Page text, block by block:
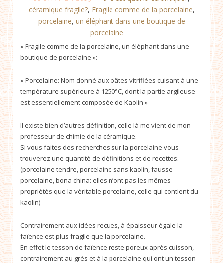
céramique fragile?, Fragile comme de la porcelaine,
porcelaine, un éléphant dans une boutique de
porcelaine
« Fragile comme de la porcelaine, un éléphant dans une
boutique de porcelaine »:
« Porcelaine: Nom donné aux pâtes vitrifiées cuisant à une
température supérieure à 1250°C, dont la partie argileuse
est essentiellement composée de Kaolin »
Il existe bien d’autres définition, celle là me vient de mon
professeur de chimie de la céramique.
Si vous faites des recherches sur la porcelaine vous
trouverez une quantité de définitions et de recettes.
(porcelaine tendre, porcelaine sans kaolin, fausse
porcelaine, bona china: elles n’ont pas les mêmes
propriétés que la véritable porcelaine, celle qui contient du
kaolin)
Contrairement aux idées reçues, à épaisseur égale la
faïence est plus fragile que la porcelaine.
En effet le tesson de faïence reste poreux après cuisson,
contrairement au grès et à la porcelaine qui ont un tesson